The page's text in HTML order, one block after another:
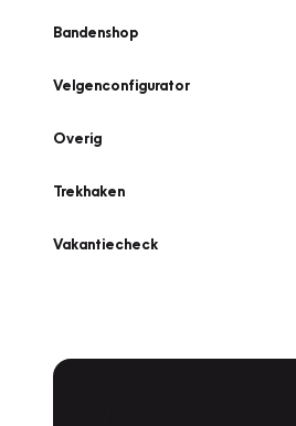
Bandenshop
Velgenconfigurator
Overig
Trekhaken
Vakantiecheck